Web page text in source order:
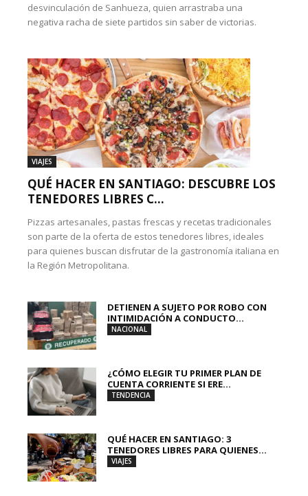
desvinculación de Sanhueza, quien arrastraba una
negativa racha de siete partidos sin saber de victorias.
VIAJES
QUÉ HACER EN SANTIAGO: DESCUBRE LOS
TENEDORES LIBRES C...
Pizzas artesanales, pastas frescas y recetas tradicionales
son parte de la oferta de estos tenedores libres, ideales
para quienes buscan disfrutar de la gastronomía italiana en
la Región Metropolitana.
DETIENEN A SUJETO POR ROBO CON
INTIMIDACIÓN A CONDUCTO...
NACIONAL
¿CÓMO ELEGIR TU PRIMER PLAN DE
CUENTA CORRIENTE SI ERE...
TENDENCIA
QUÉ HACER EN SANTIAGO: 3
TENEDORES LIBRES PARA QUIENES...
VIAJES